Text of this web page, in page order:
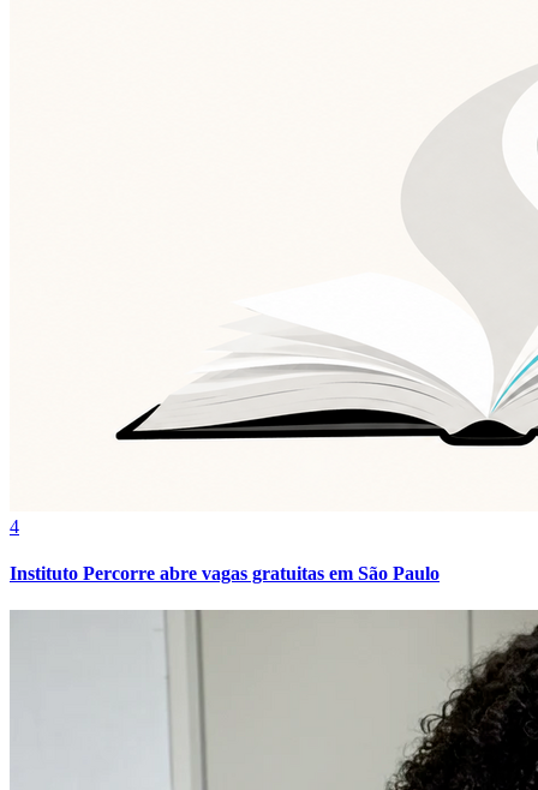
4
Instituto Percorre abre vagas gratuitas em São Paulo